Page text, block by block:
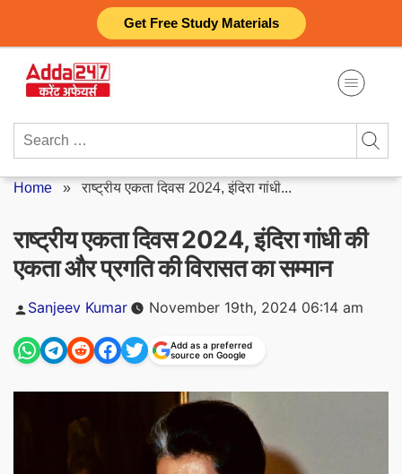
Get Free Study Materials
content
Search
Home »राष्ट्रीय एकता दिवस 2024, इंदिरा गांधी...
राष्ट्रीय एकता दिवस 2024, इंदिरा गांधी की
एकता और प्रगति की विरासत का सम्मान
Posted
by
Sanjeev Kumar November 19th, 2024 06:14 am
Add as a preferred
source on Google